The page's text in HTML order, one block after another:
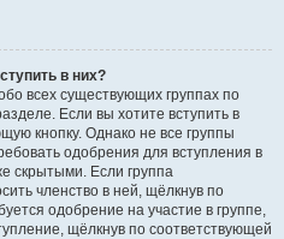
в них?
всех существующих группах по
Если вы хотите вступить в
кнопку. Однако не все группы
одобрения для вступления в
скрытыми. Если группа
членство в ней, щёлкнув по
одобрение на участие в группе,
щёлкнув по соответствующей